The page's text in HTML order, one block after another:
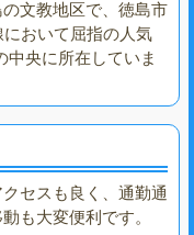
文教地区で、徳島市
において屈指の人気
中央に所在していま
セスも良く、通勤通
も大変便利です。